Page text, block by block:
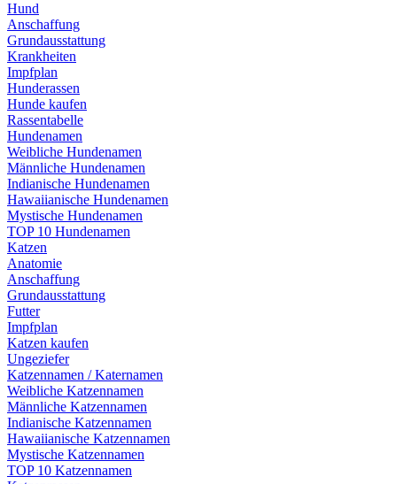
Hund
Anschaffung
Grundausstattung
Krankheiten
Impfplan
Hunderassen
Hunde kaufen
Rassentabelle
Hundenamen
Weibliche Hundenamen
Männliche Hundenamen
Indianische Hundenamen
Hawaiianische Hundenamen
Mystische Hundenamen
TOP 10 Hundenamen
Katzen
Anatomie
Anschaffung
Grundausstattung
Futter
Impfplan
Katzen kaufen
Ungeziefer
Katzennamen / Katernamen
Weibliche Katzennamen
Männliche Katzennamen
Indianische Katzennamen
Hawaiianische Katzennamen
Mystische Katzennamen
TOP 10 Katzennamen